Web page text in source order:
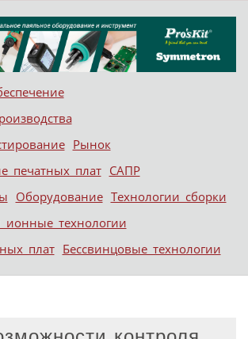
Рынок
печатных плат САПР
Оборудование Технологии сборки
технологии
плат Бессвинцовые технологии